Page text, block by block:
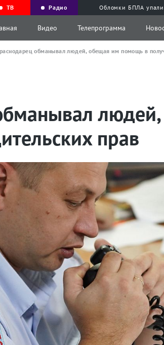
ТВ Радио Обломки БПЛА упали
Видео Телепрограмма
обманывал людей, обещая им помощь в
прав